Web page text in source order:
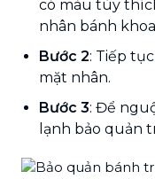
có màu tùy
nhân bánh
Bước 2: Tiếp
mặt nhân.
Bước 3: Để
lạnh bảo quản